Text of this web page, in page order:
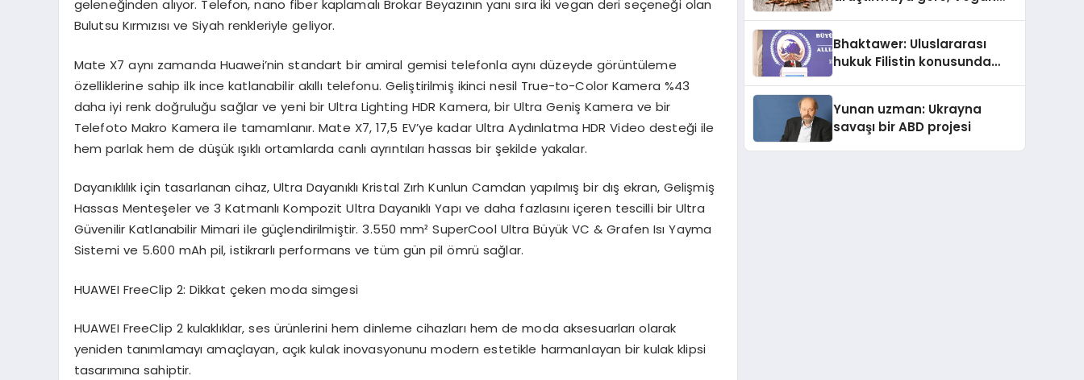
geleneğinden alıyor. Telefon, nano fiber kaplamalı Brokar Beyazının yanı sıra iki vegan deri seçeneği olan
Bulutsu Kırmızısı ve Siyah renkleriyle geliyor.
Mate X7 aynı zamanda Huawei’nin standart bir amiral gemisi telefonla aynı düzeyde görüntüleme
özelliklerine sahip ilk ince katlanabilir akıllı telefonu. Geliştirilmiş ikinci nesil True-to-Color Kamera %43
daha iyi renk doğruluğu sağlar ve yeni bir Ultra Lighting HDR Kamera, bir Ultra Geniş Kamera ve bir
Telefoto Makro Kamera ile tamamlanır. Mate X7, 17,5 EV’ye kadar Ultra Aydınlatma HDR Video desteği ile
hem parlak hem de düşük ışıklı ortamlarda canlı ayrıntıları hassas bir şekilde yakalar.
Dayanıklılık için tasarlanan cihaz, Ultra Dayanıklı Kristal Zırh Kunlun Camdan yapılmış bir dış ekran, Gelişmiş
Hassas Menteşeler ve 3 Katmanlı Kompozit Ultra Dayanıklı Yapı ve daha fazlasını içeren tescilli bir Ultra
Güvenilir Katlanabilir Mimari ile güçlendirilmiştir. 3.550 mm² SuperCool Ultra Büyük VC & Grafen Isı Yayma
Sistemi ve 5.600 mAh pil, istikrarlı performans ve tüm gün pil ömrü sağlar.
HUAWEI FreeClip 2: Dikkat çeken moda simgesi
HUAWEI FreeClip 2 kulaklıklar, ses ürünlerini hem dinleme cihazları hem de moda aksesuarları olarak
yeniden tanımlamayı amaçlayan, açık kulak inovasyonunu modern estetikle harmanlayan bir kulak klipsi
tasarımına sahiptir.
Sindirildiğini Ortaya Koydu
Bhaktawer: Uluslararası
hukuk Filistin konusunda
Yunan uzman: Ukrayna
savaşı bir ABD projesi